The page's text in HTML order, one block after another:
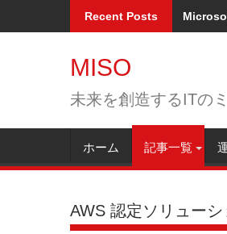
Recent Posts
MISO
未来を創造するITの
ホーム 記事一覧
AWS 認定ソリュー